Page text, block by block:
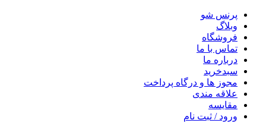
پرنس شو
وبلاگ
فروشگاه
تماس با ما
درباره ما
سبدخرید
مجوز ها و درگاه پرداخت
علاقه مندی
مقایسه
ورود / ثبت نام